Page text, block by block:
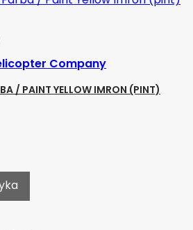
Company
/ PAINT YELLOW IMRON (PINT)